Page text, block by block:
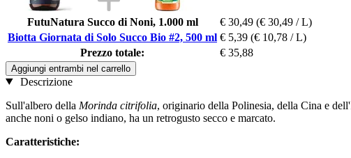
FutuNatura Succo di Noni, 1.000 ml € 30,49 (€ 30,49 / L)
Biotta Giornata di Solo Succo Bio #2, 500 ml € 5,39 (€ 10,78 / L)
Prezzo totale:
€ 35,88
Aggiungi entrambi nel carrello
Descrizione
Sull'albero della Morinda citrifolia, originario della Polinesia, della Cina e
anche noni o gelso indiano, ha un retrogusto secco e marcato.
Caratteristiche: